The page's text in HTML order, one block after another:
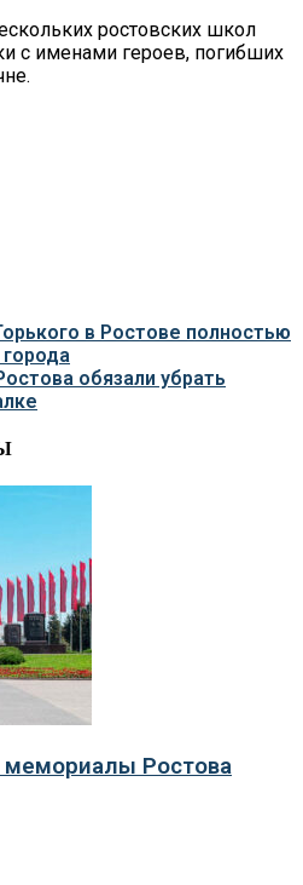
ростовских школ
с именами героев, погибших
в Ростове полностью
обязали убрать
Ростова